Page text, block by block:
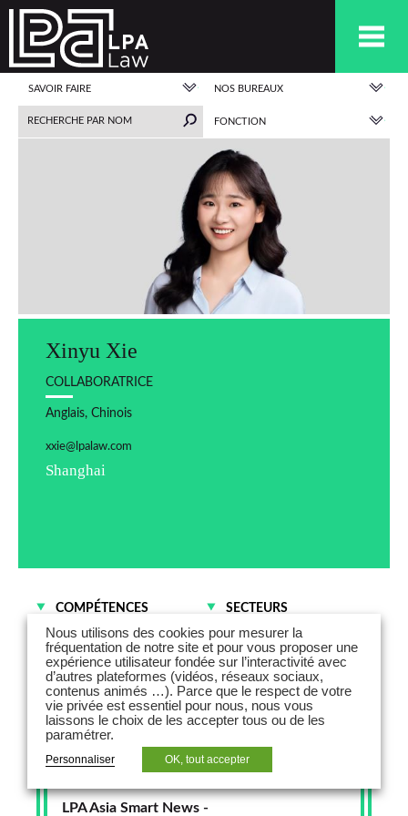
SAVOIR FAIRE NOS BUREAUX
FONCTION
Xinyu Xie
COLLABORATRICE
Anglais, Chinois
xxie@lpalaw.com
Shanghai
COMPÉTENCES
Fusions - Acquisitions et
Droit des sociétés
Droit fiscal
Droit social
SECTEURS
Énergies
Santé
LPA Asia Smart News -
Nous utilisons des cookies pour mesurer la
fréquentation de notre site et pour vous proposer une
expérience utilisateur fondée sur l’interactivité avec
d’autres plateformes (vidéos, réseaux sociaux,
contenus animés …). Parce que le respect de votre
vie privée est essentiel pour nous, nous vous
laissons le choix de les accepter tous ou de les
paramétrer.
Personnaliser OK, tout accepter